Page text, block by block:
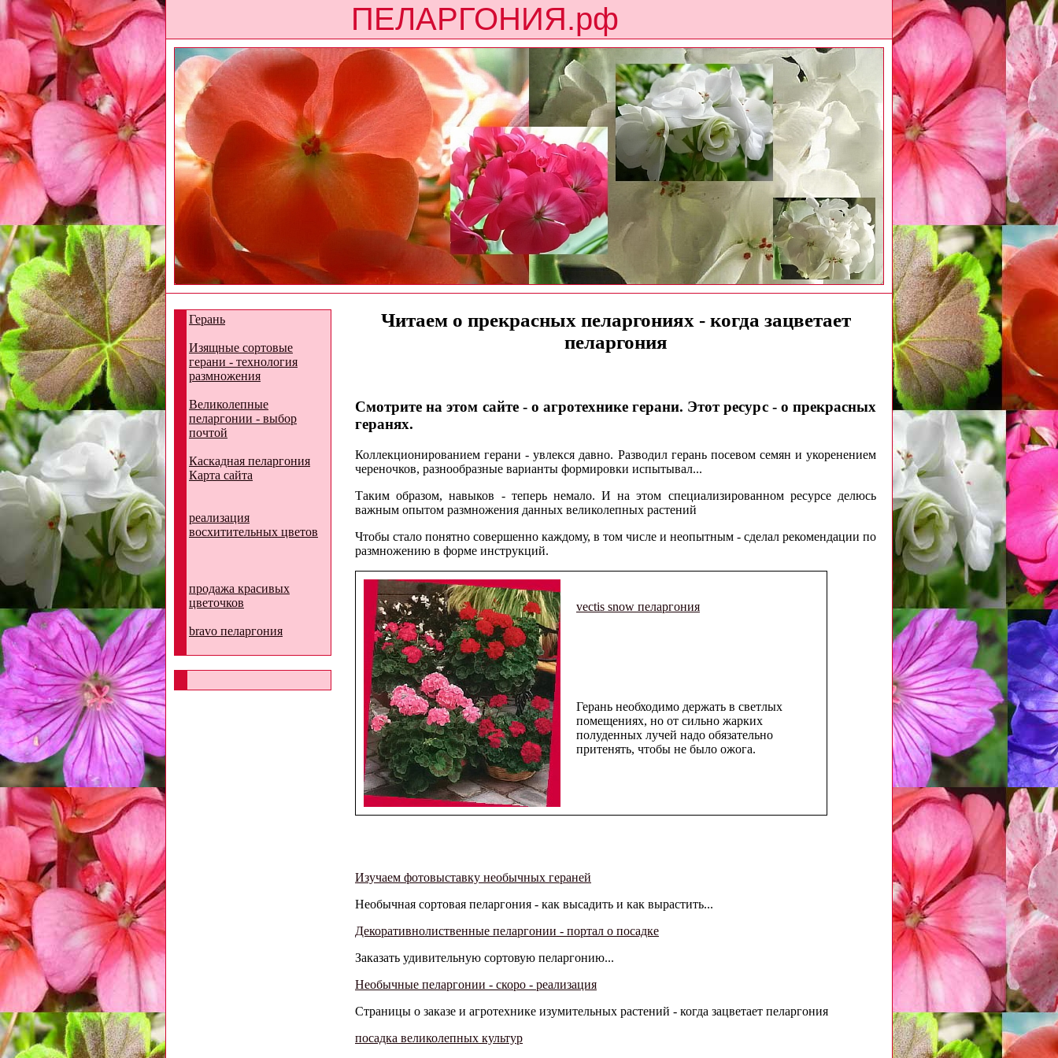
ПЕЛАРГОНИЯ.рф
Герань
Изящные сортовые
герани - технология
размножения
Великолепные
пеларгонии - выбор
почтой
Каскадная пеларгония
Карта сайта
реализация
восхитительных цветов
продажа красивых
цветочков
bravo пеларгония
Читаем о прекрасных пеларгониях - когда зацветает
пеларгония
Смотрите на этом сайте - о агротехнике герани. Этот ресурс - о прекрасных
геранях.
Коллекционированием герани - увлекся давно. Разводил герань посевом семян и укоренением
череночков, разнообразные варианты формировки испытывал...
Таким образом, навыков - теперь немало. И на этом специализированном ресурсе делюсь
важным опытом размножения данных великолепных растений
Чтобы стало понятно совершенно каждому, в том числе и неопытным - сделал рекомендации по
размножению в форме инструкций.
vectis snow пеларгония
Герань необходимо держать в светлых
помещениях, но от сильно жарких
полуденных лучей надо обязательно
притенять, чтобы не было ожога.
Изучаем фотовыставку необычных гераней
Необычная сортовая пеларгония - как высадить и как вырастить...
Декоративнолиственные пеларгонии - портал о посадке
Заказать удивительную сортовую пеларгонию...
Необычные пеларгонии - скоро - реализация
Страницы о заказе и агротехнике изумительных растений - когда зацветает пеларгония
посадка великолепных культур